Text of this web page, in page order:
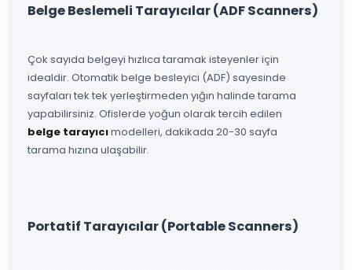
Belge Beslemeli Tarayıcılar (ADF Scanners)
Çok sayıda belgeyi hızlıca taramak isteyenler için
idealdir. Otomatik belge besleyici (ADF) sayesinde
sayfaları tek tek yerleştirmeden yığın halinde tarama
yapabilirsiniz. Ofislerde yoğun olarak tercih edilen
belge tarayıcımodelleri, dakikada 20-30 sayfa
tarama hızına ulaşabilir.
Portatif Tarayıcılar (Portable Scanners)